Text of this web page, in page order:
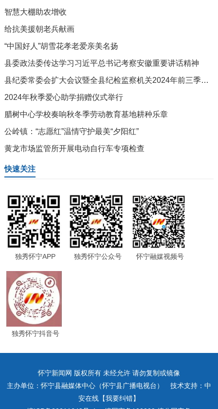
智慧大棚助农增收
给抗美援朝老兵献画
“中国好人”胡雪花孝老爱亲美名扬
县委政法委传达学习习近平总书记考察安徽重要讲话精神
县纪委常委会扩大会议暨全县纪检监察机关2024年前三季度工作总结调度会召开
2024年秋季爱心助学捐赠仪式举行
腊树中心学校奏响秋冬季劳动教育基地耕种乐章
公岭镇：“志愿红”温情守护最美“夕阳红”
黄龙市场监管所开展电动自行车专项检查
快速关注
独秀怀宁APP 独秀怀宁公众号 怀宁融媒视频号
独秀怀宁抖音号
怀宁新闻网 版权所有 未经允许 请勿复制或镜像
主办单位：怀宁县融媒体中心（怀宁县广播电视台） 技术支持：中
安在线【我要纠错】